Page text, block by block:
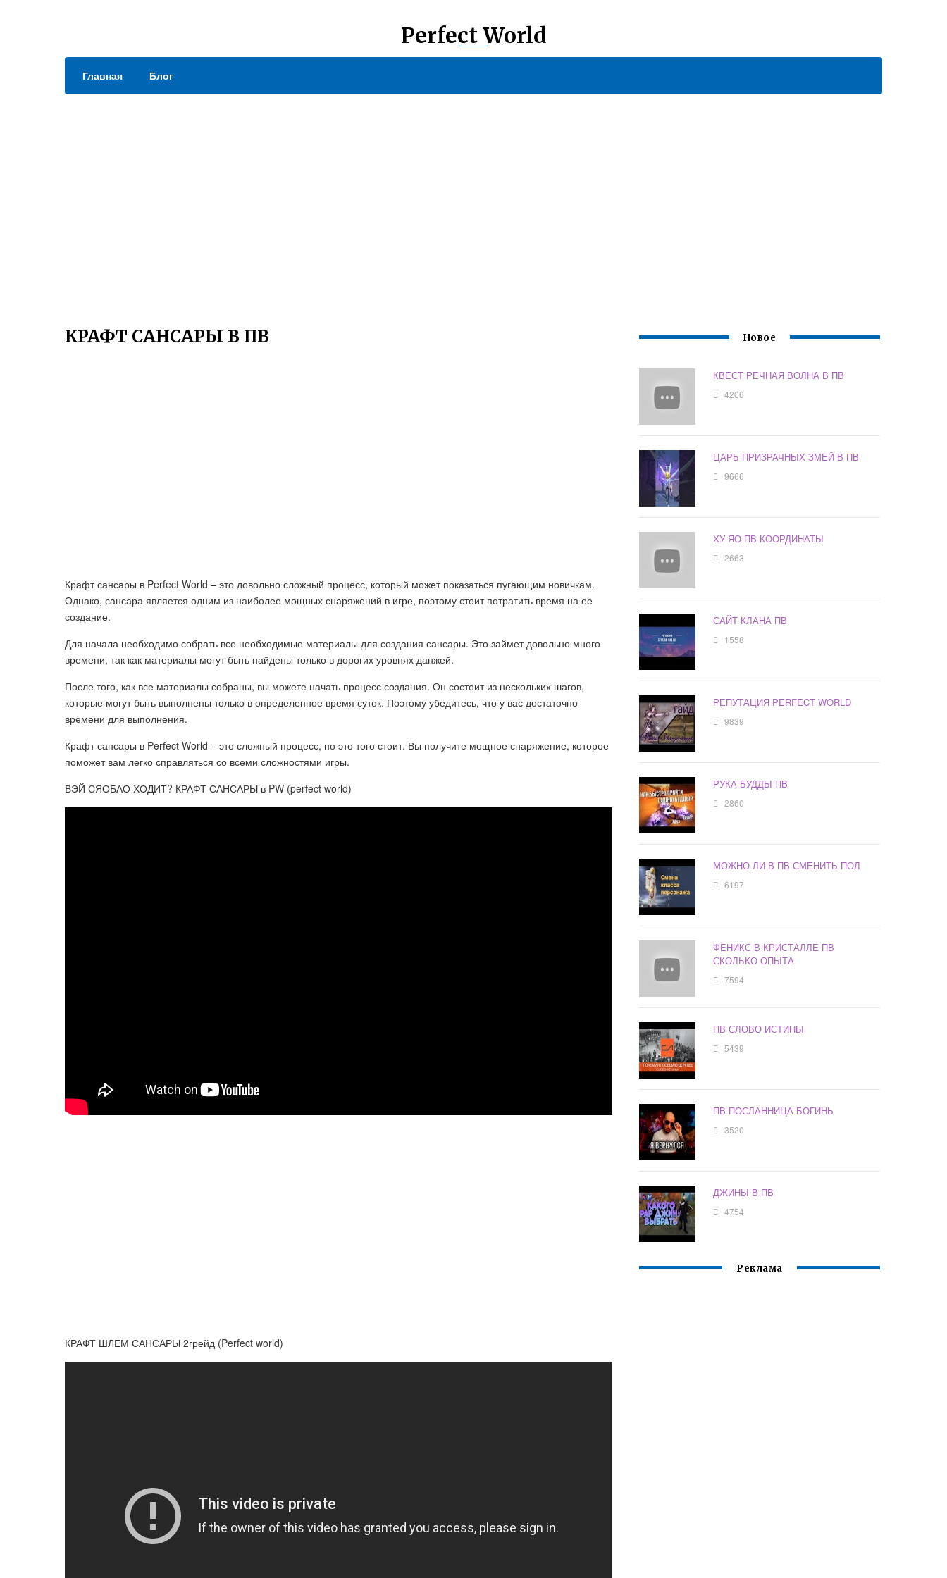
Perfect World
Главная Блог
КРАФТ САНСАРЫ В ПВ
Крафт сансары в Perfect World – это довольно сложный процесс, который может показаться пугающим новичкам.
Однако, сансара является одним из наиболее мощных снаряжений в игре, поэтому стоит потратить время на ее
создание.
Для начала необходимо собрать все необходимые материалы для создания сансары. Это займет довольно много
времени, так как материалы могут быть найдены только в дорогих уровнях данжей.
После того, как все материалы собраны, вы можете начать процесс создания. Он состоит из нескольких шагов,
которые могут быть выполнены только в определенное время суток. Поэтому убедитесь, что у вас достаточно
времени для выполнения.
Крафт сансары в Perfect World – это сложный процесс, но это того стоит. Вы получите мощное снаряжение, которое
поможет вам легко справляться со всеми сложностями игры.
ВЭЙ СЯОБАО ХОДИТ? КРАФТ САНСАРЫ в PW (perfect world)
КРАФТ ШЛЕМ САНСАРЫ 2грейд (Perfect world)
Новое
КВЕСТ РЕЧНАЯ ВОЛНА В ПВ
4206
ЦАРЬ ПРИЗРАЧНЫХ ЗМЕЙ В ПВ
9666
ХУ ЯО ПВ КООРДИНАТЫ
2663
САЙТ КЛАНА ПВ
1558
РЕПУТАЦИЯ PERFECT WORLD
9839
РУКА БУДДЫ ПВ
2860
МОЖНО ЛИ В ПВ СМЕНИТЬ ПОЛ
6197
ФЕНИКС В КРИСТАЛЛЕ ПВ
СКОЛЬКО ОПЫТА
7594
ПВ СЛОВО ИСТИНЫ
5439
ПВ ПОСЛАННИЦА БОГИНЬ
3520
ДЖИНЫ В ПВ
4754
Реклама